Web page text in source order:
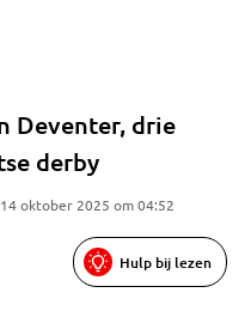
Deventer, drie
derby
oktober 2025 om 04:52
Hulp bij lezen